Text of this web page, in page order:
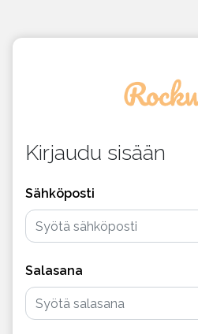
Kirjaudu sisään
Sähköposti
Salasana